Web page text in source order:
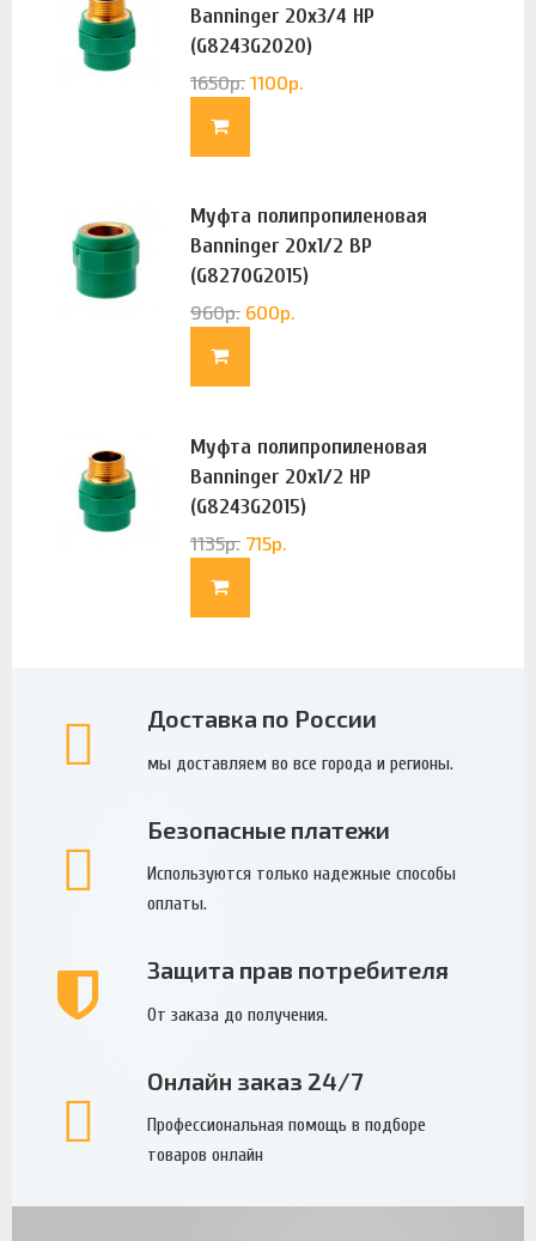
Banninger 20х3/4 НР
(G8243G2020)
1650р. 1100р.
Муфта полипропиленовая
Banninger 20х1/2 ВР
(G8270G2015)
960р. 600р.
Муфта полипропиленовая
Banninger 20х1/2 НР
(G8243G2015)
1135р. 715р.
Доставка по России
мы доставляем во все города и регионы.
Безопасные платежи
Используются только надежные способы
оплаты.
Защита прав потребителя
От заказа до получения.
Онлайн заказ 24/7
Профессиональная помощь в подборе
товаров онлайн